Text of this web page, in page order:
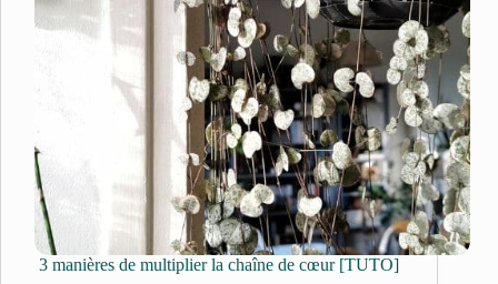
3 manières de multiplier la chaîne de cœur [TUTO]